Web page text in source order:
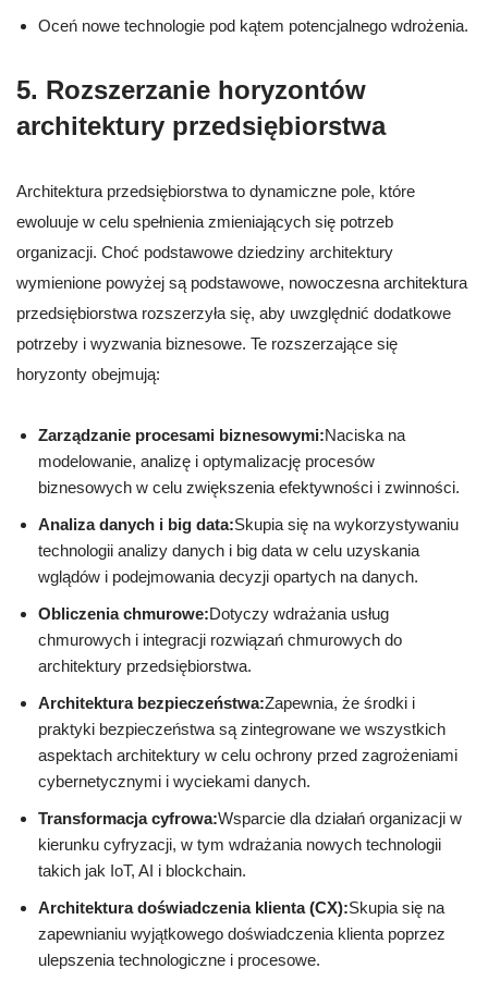
Oceń nowe technologie pod kątem potencjalnego wdrożenia.
5. Rozszerzanie horyzontów
architektury przedsiębiorstwa
Architektura przedsiębiorstwa to dynamiczne pole, które
ewoluuje w celu spełnienia zmieniających się potrzeb
organizacji. Choć podstawowe dziedziny architektury
wymienione powyżej są podstawowe, nowoczesna architektura
przedsiębiorstwa rozszerzyła się, aby uwzględnić dodatkowe
potrzeby i wyzwania biznesowe. Te rozszerzające się
horyzonty obejmują:
Zarządzanie procesami biznesowymi:Naciska na
modelowanie, analizę i optymalizację procesów
biznesowych w celu zwiększenia efektywności i zwinności.
Analiza danych i big data:Skupia się na wykorzystywaniu
technologii analizy danych i big data w celu uzyskania
wglądów i podejmowania decyzji opartych na danych.
Obliczenia chmurowe:Dotyczy wdrażania usług
chmurowych i integracji rozwiązań chmurowych do
architektury przedsiębiorstwa.
Architektura bezpieczeństwa:Zapewnia, że środki i
praktyki bezpieczeństwa są zintegrowane we wszystkich
aspektach architektury w celu ochrony przed zagrożeniami
cybernetycznymi i wyciekami danych.
Transformacja cyfrowa:Wsparcie dla działań organizacji w
kierunku cyfryzacji, w tym wdrażania nowych technologii
takich jak IoT, AI i blockchain.
Architektura doświadczenia klienta (CX):Skupia się na
zapewnianiu wyjątkowego doświadczenia klienta poprzez
ulepszenia technologiczne i procesowe.